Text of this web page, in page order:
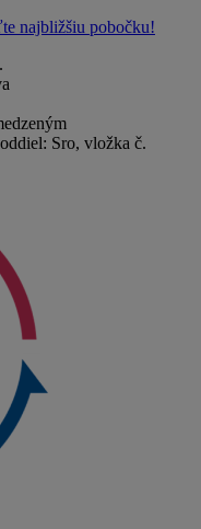
najbližšiu pobočku!
Sro, vložka č.